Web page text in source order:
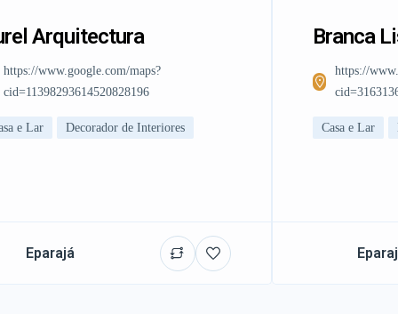
Arquitectura
https://www.google.com/maps?
cid=11398293614520828196
e Lar Decorador de Interiores
Eparajá
Branca
https://
Casa e Lar